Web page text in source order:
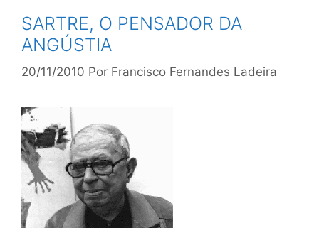
SARTRE, O PENSADOR DA
ANGÚSTIA
20/11/2010 Por Francisco Fernandes Ladeira